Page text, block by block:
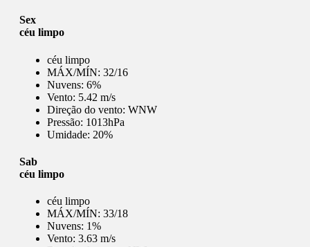
Sex
céu limpo
céu limpo
MÁX/MÍN: 32/16
Nuvens: 6%
Vento: 5.42 m/s
Direção do vento: WNW
Pressão: 1013hPa
Umidade: 20%
Sab
céu limpo
céu limpo
MÁX/MÍN: 33/18
Nuvens: 1%
Vento: 3.63 m/s